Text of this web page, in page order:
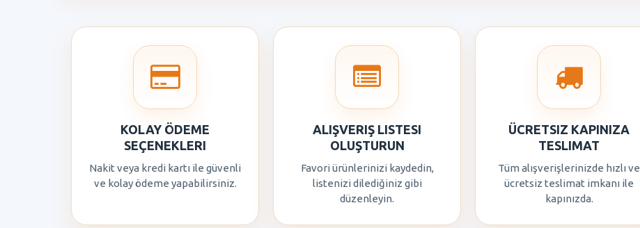
KOLAY ÖDEME
SEÇENEKLERI
Nakit veya kredi kartı ile güvenli
ve kolay ödeme yapabilirsiniz.
ALIŞVERIŞ LISTESI
OLUŞTURUN
Favori ürünlerinizi kaydedin,
listenizi dilediğiniz gibi
düzenleyin.
ÜCRETSIZ KAPINIZA
TESLIMAT
Tüm alışverişlerinizde hızlı ve
ücretsiz teslimat imkanı ile
kapınızda.